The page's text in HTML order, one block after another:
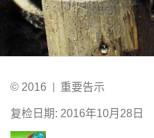
© 2016 重要告示
复检日期: 2016年10月28日